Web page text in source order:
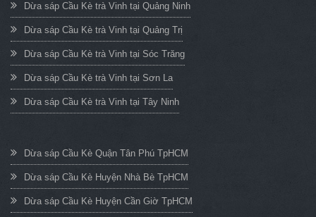
Dừa sáp Cầu Kè trà Vinh tại Quảng Ninh
Dừa sáp Cầu Kè trà Vinh tại Quảng Trị
Dừa sáp Cầu Kè trà Vinh tại Sóc Trăng
Dừa sáp Cầu Kè trà Vinh tại Sơn La
Dừa sáp Cầu Kè trà Vinh tại Tây Ninh
Dừa sáp Cầu Kè Quận Tân Phú TpHCM
Dừa sáp Cầu Kè Huyện Nhà Bè TpHCM
Dừa sáp Cầu Kè Huyện Cần Giờ TpHCM